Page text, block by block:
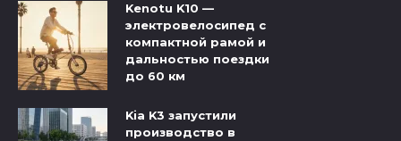
Kenotu K10 —
электровелосипед с
компактной рамой и
дальностью поездки
до 60 км
Kia K3 запустили
производство в